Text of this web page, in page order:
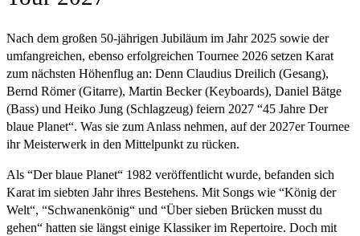
Nach dem großen 50-jährigen Jubiläum im Jahr 2025 sowie der
umfangreichen, ebenso erfolgreichen Tournee 2026 setzen Karat
zum nächsten Höhenflug an: Denn Claudius Dreilich (Gesang),
Bernd Römer (Gitarre), Martin Becker (Keyboards), Daniel Bätge
(Bass) und Heiko Jung (Schlagzeug) feiern 2027 “45 Jahre Der
blaue Planet“. Was sie zum Anlass nehmen, auf der 2027er Tournee
ihr Meisterwerk in den Mittelpunkt zu rücken.
Als “Der blaue Planet“ 1982 veröffentlicht wurde, befanden sich
Karat im siebten Jahr ihres Bestehens. Mit Songs wie “König der
Welt“, “Schwanenkönig“ und “Über sieben Brücken musst du
gehen“ hatten sie längst einige Klassiker im Repertoire. Doch mit